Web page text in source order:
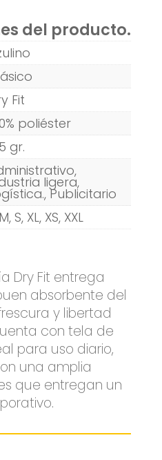
del producto.
Fit
poliéster
gr.
ligera,
Publicitario
S, XL, XS, XXL
Dry Fit entrega
absorbente del
y libertad
con tela de
para uso diario,
una amplia
que entregan un